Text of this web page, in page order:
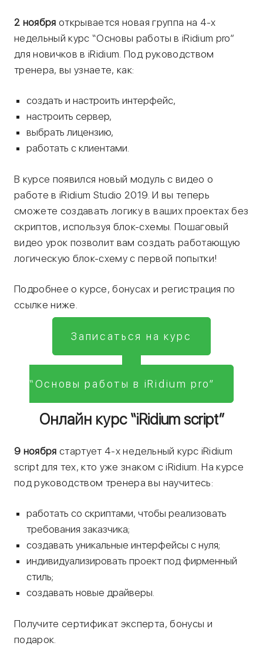
2 ноября открывается новая группа на 4-х
недельный курс “Основы работы в iRidium pro”
для новичков в iRidium. Под руководством
тренера, вы узнаете, как:
создать и настроить интерфейс,
настроить сервер,
выбрать лицензию,
работать с клиентами.
В курсе появился новый модуль c видео о
работе в iRidium Studio 2019. И вы теперь
сможете создавать логику в ваших проектах без
скриптов, используя блок-схемы. Пошаговый
видео урок позволит вам создать работающую
логическую блок-схему с первой попытки!
Подробнее о курсе, бонусах и регистрация по
ссылке ниже.
Записаться на курс
“Основы работы в iRidium pro”
Онлайн курс “iRidium script”
9 ноября стартует 4-х недельный курс iRidium
script для тех, кто уже знаком с iRidium. На курсе
под руководством тренера вы научитесь:
работать со скриптами, чтобы реализовать
требования заказчика;
создавать уникальные интерфейсы с нуля;
индивидуализировать проект под фирменный
стиль;
создавать новые драйверы.
Получите сертификат эксперта, бонусы и
подарок.